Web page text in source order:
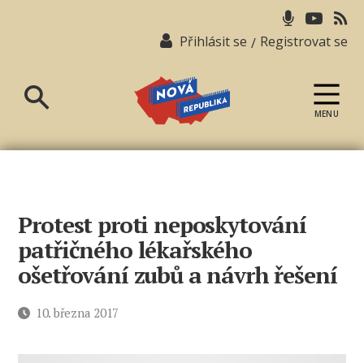
Přihlásit se / Registrovat se
republika
MENU
Protest proti neposkytování
patřičného lékařského
ošetřování zubů a návrh řešení
Datum10. března 2017